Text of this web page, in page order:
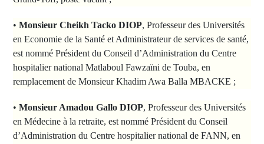
• Monsieur Cheikh Tacko DIOP, Professeur des Universités
en Economie de la Santé et Administrateur de services de santé,
est nommé Président du Conseil d’Administration du Centre
hospitalier national Matlaboul Fawzaïni de Touba, en
remplacement de Monsieur Khadim Awa Balla MBACKE ;
• Monsieur Amadou Gallo DIOP, Professeur des Universités
en Médecine à la retraite, est nommé Président du Conseil
d’Administration du Centre hospitalier national de FANN, en